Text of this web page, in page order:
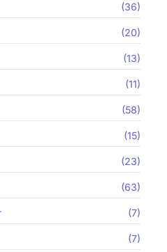
(36)
(20)
(13)
(11)
(58)
(15)
(23)
(63)
(7)
(7)